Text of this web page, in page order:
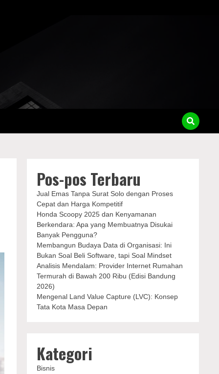
Pos-pos Terbaru
Jual Emas Tanpa Surat Solo dengan Proses
Cepat dan Harga Kompetitif
Honda Scoopy 2025 dan Kenyamanan
Berkendara: Apa yang Membuatnya Disukai
Banyak Pengguna?
Membangun Budaya Data di Organisasi: Ini
Bukan Soal Beli Software, tapi Soal Mindset
Analisis Mendalam: Provider Internet Rumahan
Termurah di Bawah 200 Ribu (Edisi Bandung
2026)
Mengenal Land Value Capture (LVC): Konsep
Tata Kota Masa Depan
Kategori
Bisnis